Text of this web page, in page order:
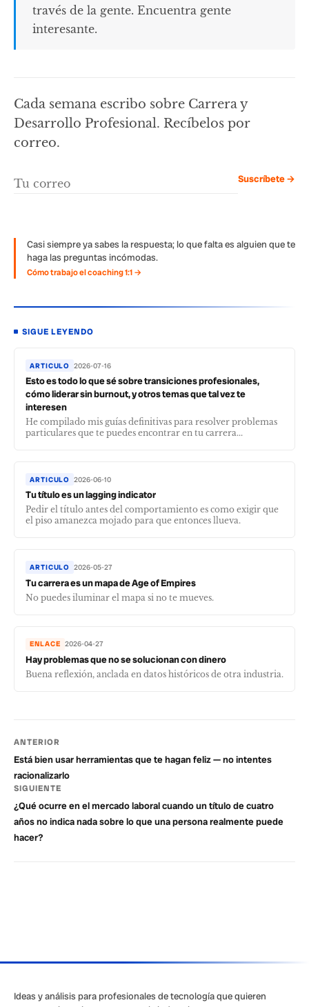
través de la gente. Encuentra gente
interesante.
Cada semana escribo sobre Carrera y
Desarrollo Profesional. Recíbelos por
correo.
Suscríbete →
Casi siempre ya sabes la respuesta; lo que falta es alguien que te
haga las preguntas incómodas.
Cómo trabajo el coaching 1:1 →
SIGUE LEYENDO
ARTICULO 2026-07-16
Esto es todo lo que sé sobre transiciones profesionales,
cómo liderar sin burnout, y otros temas que tal vez te
interesen
He compilado mis guías definitivas para resolver problemas
particulares que te puedes encontrar en tu carrera...
ARTICULO 2026-06-10
Tu título es un lagging indicator
Pedir el título antes del comportamiento es como exigir que
el piso amanezca mojado para que entonces llueva.
ARTICULO 2026-05-27
Tu carrera es un mapa de Age of Empires
No puedes iluminar el mapa si no te mueves.
ENLACE 2026-04-27
Hay problemas que no se solucionan con dinero
Buena reflexión, anclada en datos históricos de otra industria.
ANTERIOR
Está bien usar herramientas que te hagan feliz — no intentes
racionalizarlo
SIGUIENTE
¿Qué ocurre en el mercado laboral cuando un título de cuatro
años no indica nada sobre lo que una persona realmente puede
hacer?
Ideas y análisis para profesionales de tecnología que quieren